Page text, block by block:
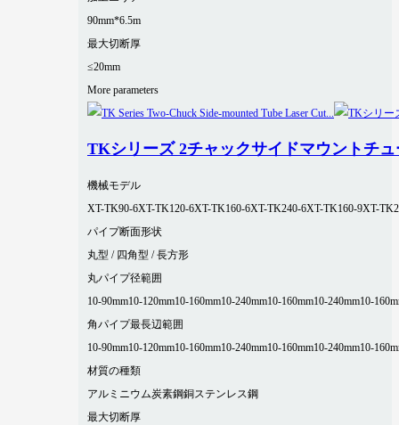
90mm*6.5m
最大切断厚
≤20mm
More parameters
TKシリーズ 2チャックサイドマウントチ
機械モデル
XT-TK90-6XT-TK120-6XT-TK160-6XT-TK240-6XT-TK160-9XT-
パイプ断面形状
丸型 / 四角型 / 長方形
丸パイプ径範囲
10-90mm10-120mm10-160mm10-240mm10-160mm10-240mm10-
角パイプ最長辺範囲
10-90mm10-120mm10-160mm10-240mm10-160mm10-240mm10-
材質の種類
アルミニウム炭素鋼銅ステンレス鋼
最大切断厚